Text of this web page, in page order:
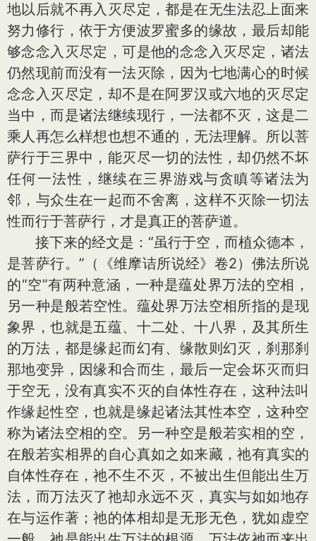
地以后就不再入灭尽定，都是在无生法忍上面来
努力修行，依于方便波罗蜜多的缘故，最后却能
够念念入灭尽定，可是他的念念入灭尽定，诸法
仍然现前而没有一法灭除，因为七地满心的时候
念念入灭尽定，却不是在阿罗汉或六地的灭尽定
当中，而是诸法继续现行，一法都不灭，这是二
乘人再怎么样想也想不通的，无法理解。所以菩
萨行于三界中，能灭尽一切的法性，却仍然不坏
任何一法性，继续在三界游戏与贪瞋等诸法为
邻，与众生在一起而不舍离，这样不灭除一切法
性而行于菩萨行，才是真正的菩萨道。
接下来的经文是：“虽行于空，而植众德本，
是菩萨行。”（《维摩诘所说经》卷2）佛法所说
的“空”有两种意涵，一种是蕴处界万法的空相，
另一种是般若空性。蕴处界万法空相所指的是现
象界，也就是五蕴、十二处、十八界，及其所生
的万法，都是缘起而幻有、缘散则幻灭，刹那刹
那地变异，因缘和合而生，最后一定会坏灭而归
于空无，没有真实不灭的自体性存在，这种法叫
作缘起性空，也就是缘起诸法其性本空，这种空
称为诸法空相的空。另一种空是般若实相的空，
在般若实相界的自心真如之如来藏，祂有真实的
自体性存在，祂不生不灭，不被出生但能出生万
法，而万法灭了祂却永远不灭，真实与如如地存
在与运作著；祂的体相却是无形无色，犹如虚空